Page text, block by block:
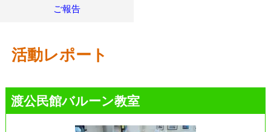
ご報告
活動レポート
渡公民館バルーン教室